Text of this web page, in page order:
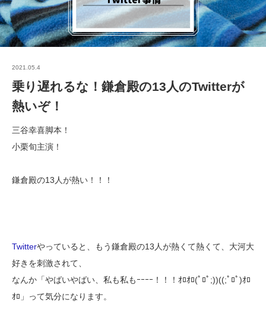
2021.05.4
乗り遅れるな！鎌倉殿の13人のTwitterが
熱いぞ！
三谷幸喜脚本！
小栗旬主演！
鎌倉殿の13人が熱い！！！
Twitterやっていると、もう鎌倉殿の13人が熱くて熱くて、大河大
好きを刺激されて、
なんか「やばいやばい、私も私もｰｰｰｰ！！！ｵﾛｵﾛ(ﾟﾛﾟ;))((;ﾟﾛﾟ)ｵﾛ
ｵﾛ」って気分になります。